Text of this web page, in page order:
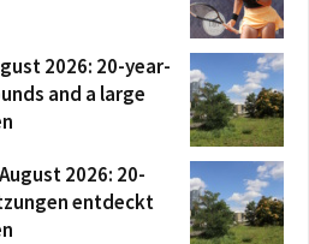
2026: 20-year-
and a large
2026: 20-
entdeckt